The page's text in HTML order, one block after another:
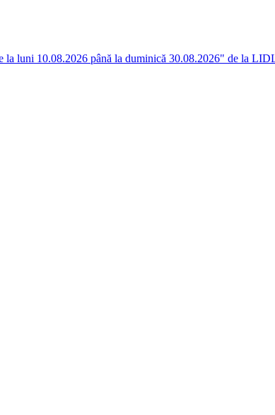
luni 10.08.2026 până la duminică 30.08.2026" de la